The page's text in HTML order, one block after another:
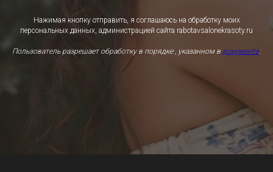
Нажимая кнопку отправить, я соглашаюсь на обработку моих
персональных данных, администрацией сайта rabotavsalonekrasoty.ru
Пользователь разрешает обработку в порядке , указанном в документе: